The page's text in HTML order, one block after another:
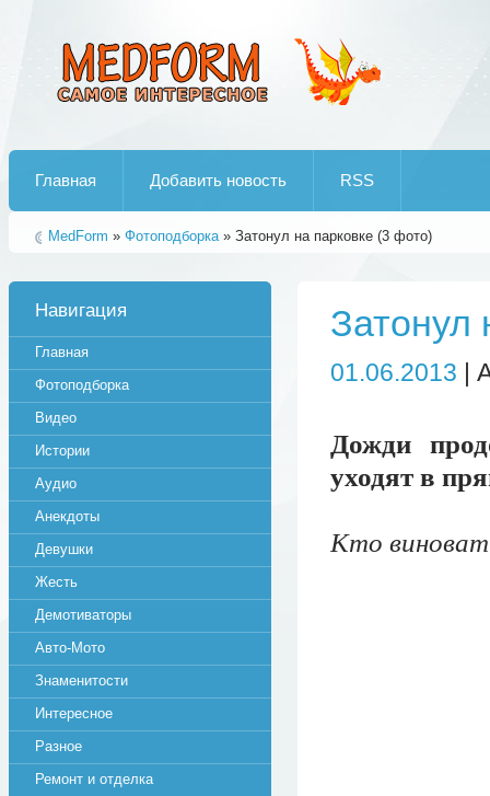
Главная Добавить новость RSS
MedForm » Фотоподборка» Затонул на парковке (3 фото)
Затонул
01.06.2013 |
Дожди
уходят в
Кто
Навигация
Главная
Фотоподборка
Видео
Истории
Аудио
Анекдоты
Девушки
Жесть
Демотиваторы
Авто-Мото
Знаменитости
Интересное
Разное
Ремонт и отделка